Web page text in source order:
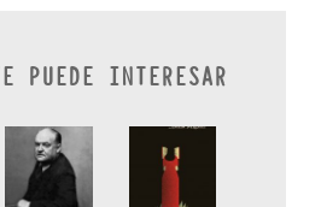
PUEDE INTERESAR